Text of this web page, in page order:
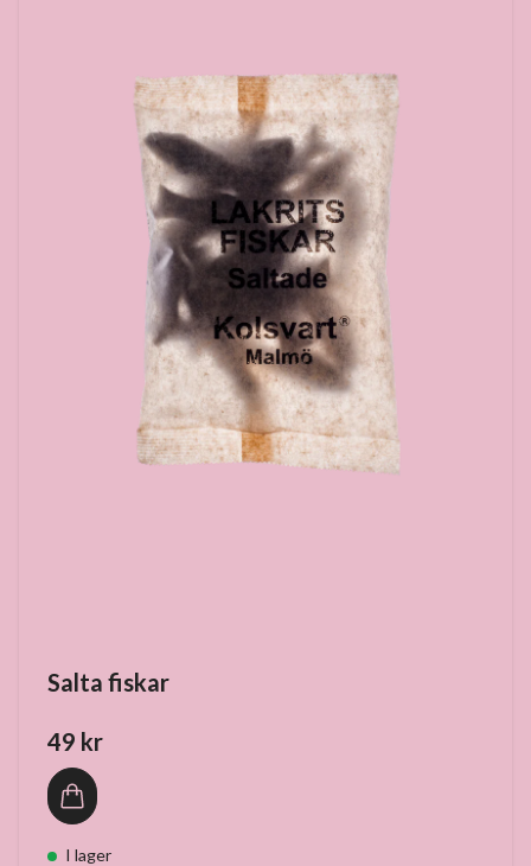
Salta fiskar
49 kr
I lager